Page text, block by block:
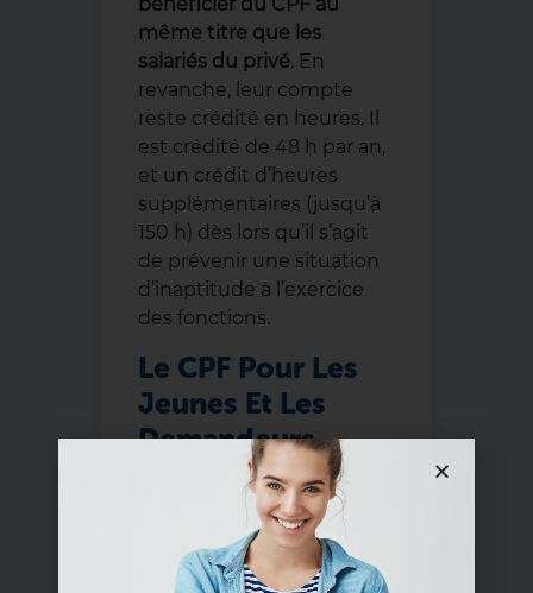
même titre que les
salariés du privé. En
revanche, leur compte
reste crédité en heures. Il
est crédité de 48 h par an,
et un crédit d’heures
supplémentaires (jusqu’à
150 h) dès lors qu’il s’agit
de prévenir une situation
d’inaptitude à l’exercice
des fonctions.
Le CPF Pour Les
Jeunes Et Les
Demandeurs
D’emploi
Le demandeur d’emploi
peut profiter de cette
période pour utiliser le